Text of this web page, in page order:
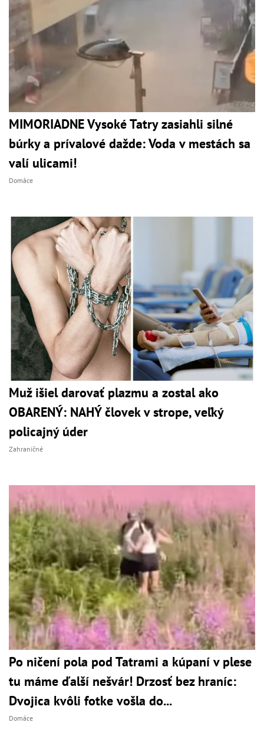
MIMORIADNE Vysoké Tatry zasiahli silné
búrky a prívalové dažde: Voda v mestách sa
valí ulicami!
Domáce
Muž išiel darovať plazmu a zostal ako
OBARENÝ: NAHÝ človek v strope, veľký
policajný úder
Zahraničné
Po ničení pola pod Tatrami a kúpaní v plese
tu máme ďalší nešvár! Drzosť bez hraníc:
Dvojica kvôli fotke vošla do...
Domáce